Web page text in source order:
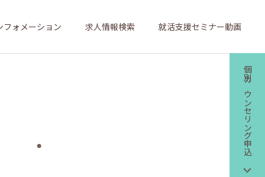
フォメーション 求人情報検索 就活支援セミナー動画
個別カウンセリング申込